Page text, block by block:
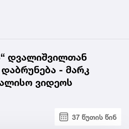
დვალიშვილთან
- მარკ
ვიდეოს
37 წუთის წინ